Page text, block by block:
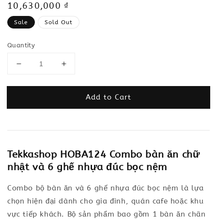
price
Sale
price
10,630,000 ₫
Sale Sold Out
Quantity
Add to Cart
Tekkashop HOBA124 Combo bàn ăn chữ
nhật và 6 ghế nhựa đúc bọc nệm
Combo bộ bàn ăn và 6 ghế nhựa đúc bọc nệm là lựa
chọn hiện đại dành cho gia đình, quán cafe hoặc khu
vực tiếp khách. Bộ sản phẩm bao gồm 1 bàn ăn chân